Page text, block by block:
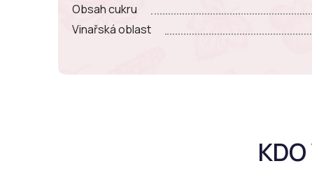
Obsah cukru
Vinařská oblast